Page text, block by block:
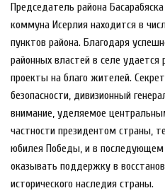
Председатель района
коммуна Исерлия находится в
пунктов района. Благодаря
районных властей в селе
проекты на благо жителей.
безопасности, дивизионный
внимание, уделяемое
частности президентом страны,
юбилея Победы, и в последующем
оказывать поддержку в
исторического наследия страны.